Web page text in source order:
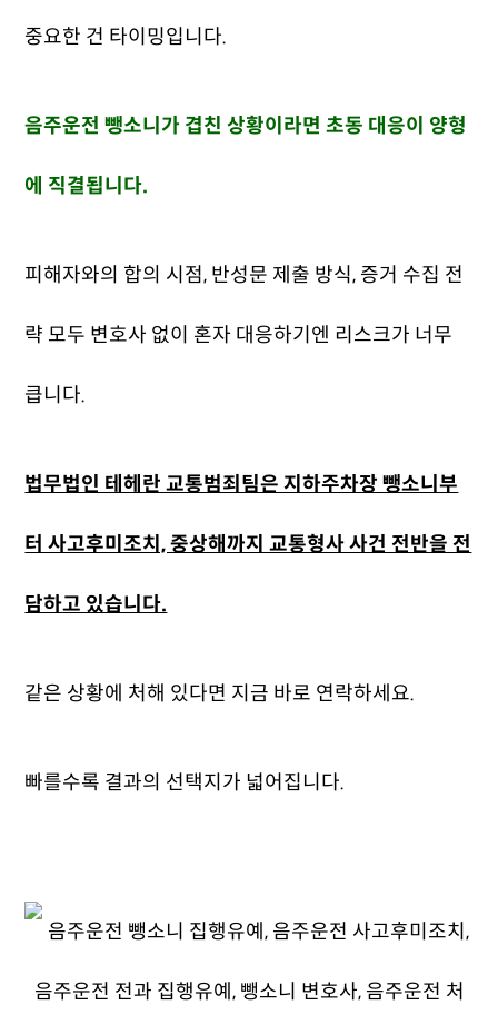
중요한 건 타이밍입니다.
음주운전 뺑소니가 겹친 상황이라면 초동 대응이 양형
에 직결됩니다.
피해자와의 합의 시점, 반성문 제출 방식, 증거 수집 전
략 모두 변호사 없이 혼자 대응하기엔 리스크가 너무
큽니다.
법무법인 테헤란 교통범죄팀은 지하주차장 뺑소니부
터 사고후미조치, 중상해까지 교통형사 사건 전반을 전
담하고 있습니다.
같은 상황에 처해 있다면 지금 바로 연락하세요.
빠를수록 결과의 선택지가 넓어집니다.